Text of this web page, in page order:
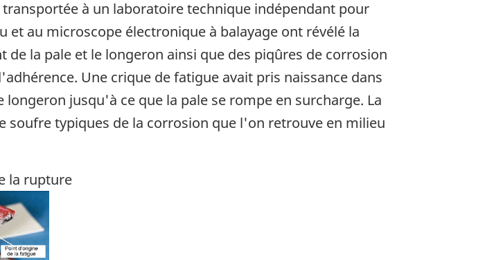
à un laboratoire technique indépendant pour
au microscope électronique à balayage ont révélé la
la pale et le longeron ainsi que des piqûres de corrosion
Une crique de fatigue avait pris naissance dans
jusqu'à ce que la pale se rompe en surcharge. La
soufre typiques de la corrosion que l'on retrouve en milieu
la rupture